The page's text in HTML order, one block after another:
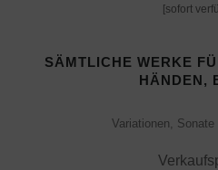
[sofort
SÄMTLICHE WERKE
HÄNDEN,
Variationen,